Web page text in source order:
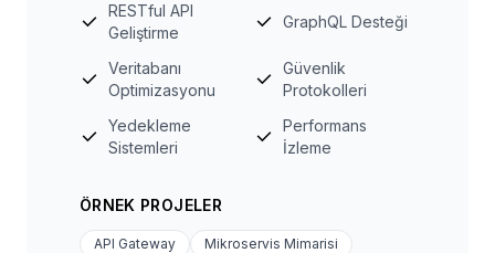
RESTful API
Geliştirme
GraphQL Desteği
Veritabanı
Optimizasyonu
Güvenlik
Protokolleri
Yedekleme
Sistemleri
Performans
İzleme
ÖRNEK PROJELER
API Gateway
Mikroservis Mimarisi